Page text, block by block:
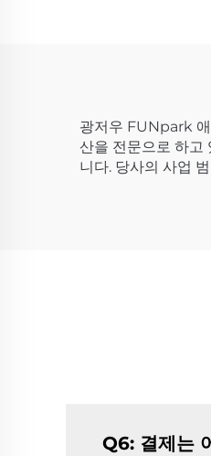
광저우 FUNpark 애
산을 전문으로 하고
니다. 당사의 사업
Q6: 결제는